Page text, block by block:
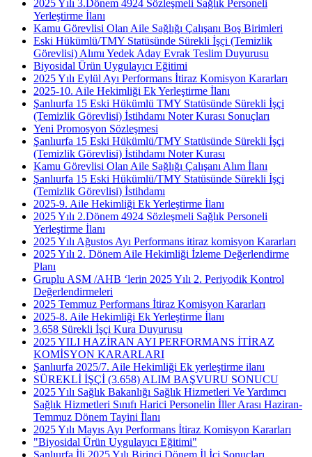
2025 Yılı 3.Dönem 4924 Sözleşmeli Sağlık Personeli
Yerleştirme İlanı
Kamu Görevlisi Olan Aile Sağlığı Çalışanı Boş Birimleri
Eski Hükümlü/TMY Statüsünde Sürekli İşçi (Temizlik
Görevlisi) Alımı Yedek Aday Evrak Teslim Duyurusu
Biyosidal Ürün Uygulayıcı Eğitimi
2025 Yılı Eylül Ayı Performans İtiraz Komisyon Kararları
2025-10. Aile Hekimliği Ek Yerleştirme İlanı
Şanlıurfa 15 Eski Hükümlü TMY Statüsünde Sürekli İşçi
(Temizlik Görevlisi) İstihdamı Noter Kurası Sonuçları
Yeni Promosyon Sözleşmesi
Şanlıurfa 15 Eski Hükümlü/TMY Statüsünde Sürekli İşçi
(Temizlik Görevlisi) İstihdamı Noter Kurası
Kamu Görevlisi Olan Aile Sağlığı Çalışanı Alım İlanı
Şanlıurfa 15 Eski Hükümlü/TMY Statüsünde Sürekli İşçi
(Temizlik Görevlisi) İstihdamı
2025-9. Aile Hekimliği Ek Yerleştirme İlanı
2025 Yılı 2.Dönem 4924 Sözleşmeli Sağlık Personeli
Yerleştirme İlanı
2025 Yılı Ağustos Ayı Performans itiraz komisyon Kararları
2025 Yılı 2. Dönem Aile Hekimliği İzleme Değerlendirme
Planı
Gruplu ASM /AHB ‘lerin 2025 Yılı 2. Periyodik Kontrol
Değerlendirmeleri
2025 Temmuz Performans İtiraz Komisyon Kararları
2025-8. Aile Hekimliği Ek Yerleştirme İlanı
3.658 Sürekli İşçi Kura Duyurusu
2025 YILI HAZİRAN AYI PERFORMANS İTİRAZ
KOMİSYON KARARLARI
Şanlıurfa 2025/7. Aile Hekimliği Ek yerleştirme ilanı
SÜREKLİ İŞÇİ (3.658) ALIM BAŞVURU SONUCU
2025 Yılı Sağlık Bakanlığı Sağlık Hizmetleri Ve Yardımcı
Sağlık Hizmetleri Sınıfı Harici Personelin İller Arası Haziran-
Temmuz Dönem Tayini İlanı
2025 Yılı Mayıs Ayı Performans İtiraz Komisyon Kararları
"Biyosidal Ürün Uygulayıcı Eğitimi"
Şanlıurfa İli 2025 Yılı Birinci Dönem İl İçi Sonuçları